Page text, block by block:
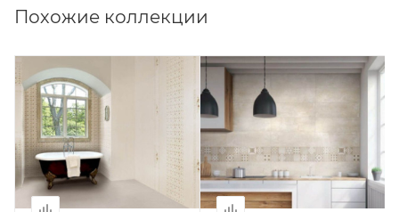
Похожие коллекции